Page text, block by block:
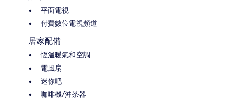
平面電視
付費數位電視頻道
居家配備
恆溫暖氣和空調
電風扇
迷你吧
咖啡機/沖茶器